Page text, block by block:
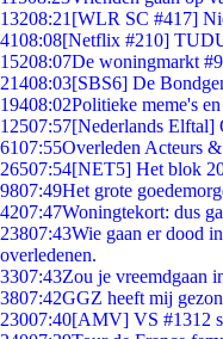
13208:21 [WLR SC #417]
4108:08[Netflix #210]
15208:07De woningmarkt
21408:03[SBS6] De
19408:02Politieke meme's
12507:57[Nederlands Elftal]
6107:55Overleden Acteurs
26507:54[NET5] Het blok
9807:49Het grote
4207:47Woningtekort: dus
23807:43Wie gaan er dood
overledenen.
3307:43Zou je vreemdgaan
3807:42GGZ heeft mij
23007:40[AMV] VS #1312